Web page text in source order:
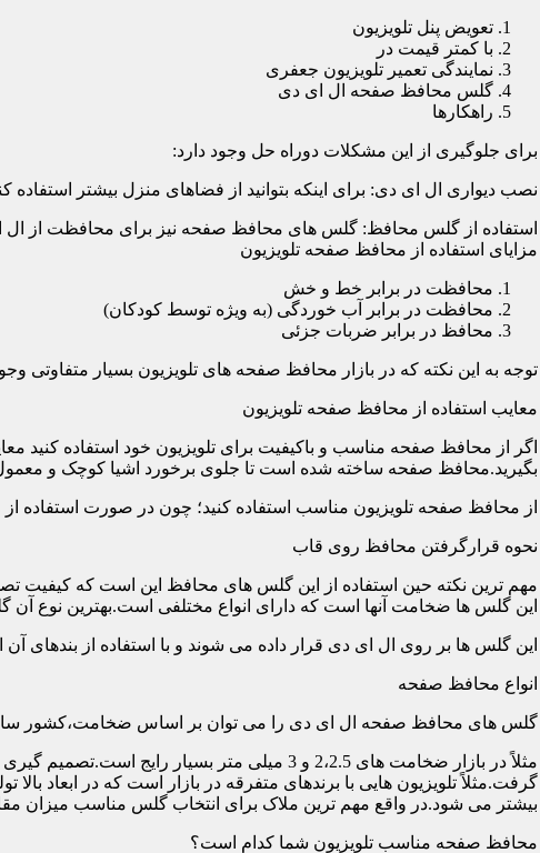
تعویض پنل تلویزیون
با کمتر قیمت در
نمایندگی تعمیر تلویزیون جعفری
گلس محافظ صفحه ال ای دی
راهکارها
برای جلوگیری از این مشکلات دوراه حل وجود دارد:
نصب دیواری ال ای دی: برای اینکه بتوانید از فضاهای منزل بیشتر
استفاده از گلس محافظ: گلس های محافظ صفحه نیز برای محافظت از
مزایای استفاده از محافظ صفحه تلویزیون
محافظت در برابر خط و خش
محافظت در برابر آب خوردگی (به ویژه توسط کودکان)
محافظ در برابر ضربات جزئی
توجه به این نکته که در بازار محافظ صفحه های تلویزیون بسیار متفاوتی
معایب استفاده از محافظ صفحه تلویزیون
اگر از محافظ صفحه مناسب و باکیفیت برای تلویزیون خود استفاده کنید
بگیرید.محافظ صفحه ساخته شده است تا جلوی برخورد اشیا کوچک و معمول
از محافظ صفحه تلویزیون مناسب استفاده کنید؛ چون در صورت استفاده
نحوه قرارگرفتن محافظ روی قاب
مهم ترین نکته حین استفاده از این گلس های محافظ این است که کیفیت
این گلس ها ضخامت آنها است که دارای انواع مختلفی است.بهترین نوع آن گلس های با
این گلس ها بر روی ال ای دی قرار داده می شوند و با استفاده از
انواع محافظ صفحه
گلس های محافظ صفحه ال ای دی را می توان بر اساس ضخامت،کشور
مثلاً در بازار ضخامت های 2،2.5 و 3 میلی
گرفت.مثلاً تلویزیون هایی با برندهای متفرقه در بازار است که در ابعاد
بیشتر می شود.در واقع مهم ترین ملاک برای انتخاب گلس مناسب میزان
محافظ صفحه مناسب تلویزیون شما کدام است؟